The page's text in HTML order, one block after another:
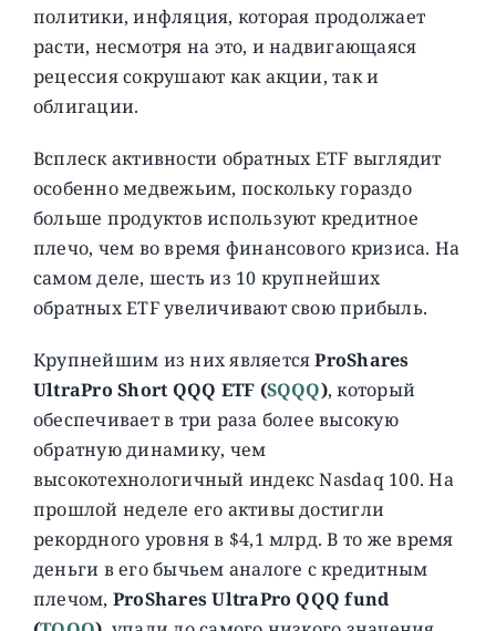
политики, инфляция, которая продолжает
расти, несмотря на это, и надвигающаяся
рецессия сокрушают как акции, так и
облигации.
Всплеск активности обратных ETF выглядит
особенно медвежьим, поскольку гораздо
больше продуктов используют кредитное
плечо, чем во время финансового кризиса. На
самом деле, шесть из 10 крупнейших
обратных ETF увеличивают свою прибыль.
Крупнейшим из них являетсяProShares
UltraPro Short QQQ ETF (SQQQ), который
обеспечивает в три раза более высокую
обратную динамику, чем
высокотехнологичный индекс Nasdaq 100. На
прошлой неделе его активы достигли
рекордного уровня в $4,1 млрд. В то же время
деньги в его бычьем аналоге с кредитным
плечом, ProShares UltraPro QQQ fund